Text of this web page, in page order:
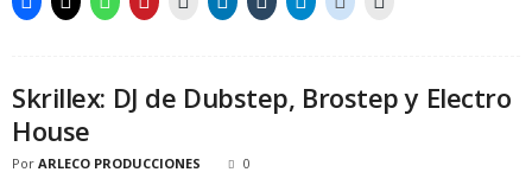
Skrillex: DJ de Dubstep, Brostep y Electro
House
Por ARLECO PRODUCCIONES 0